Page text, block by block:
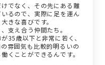
でなく、その先にある離
るので、実際に足を運ん
きな喜びです。
支え合う仲間たち。
35歳以下と非常に若く、
雰囲気も比較的明るいの
くことができるんです。